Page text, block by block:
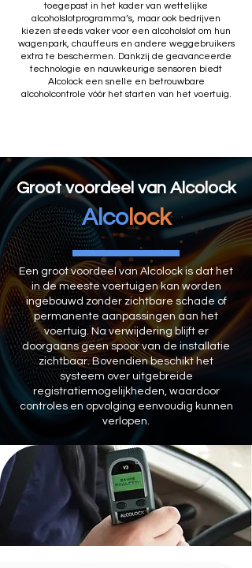
toegepast in het kader van wettelijke
alcoholslotprogramma’s, maar ook bedrijven
kiezen steeds vaker voor een alcoholslot om hun
wagenpark, chauffeurs en andere weggebruikers
extra te beschermen. Dankzij de geavanceerde
technologie en nauwkeurige sensoren biedt
Alcolock een snelle en betrouwbare
alcoholcontrole vóór het starten van het voertuig.
Groot voordeel van Alcolock
Alcolock
Een groot voordeel van Alcolock is dat het
in de meeste voertuigen kan worden
ingebouwd zonder zichtbare schade of
permanente aanpassingen aan het
voertuig. Na verwijdering blijft er
doorgaans geen spoor van de installatie
zichtbaar. Bovendien beschikt het
systeem over uitgebreide
registratiemogelijkheden, waardoor
controles en opvolging eenvoudig kunnen
verlopen.